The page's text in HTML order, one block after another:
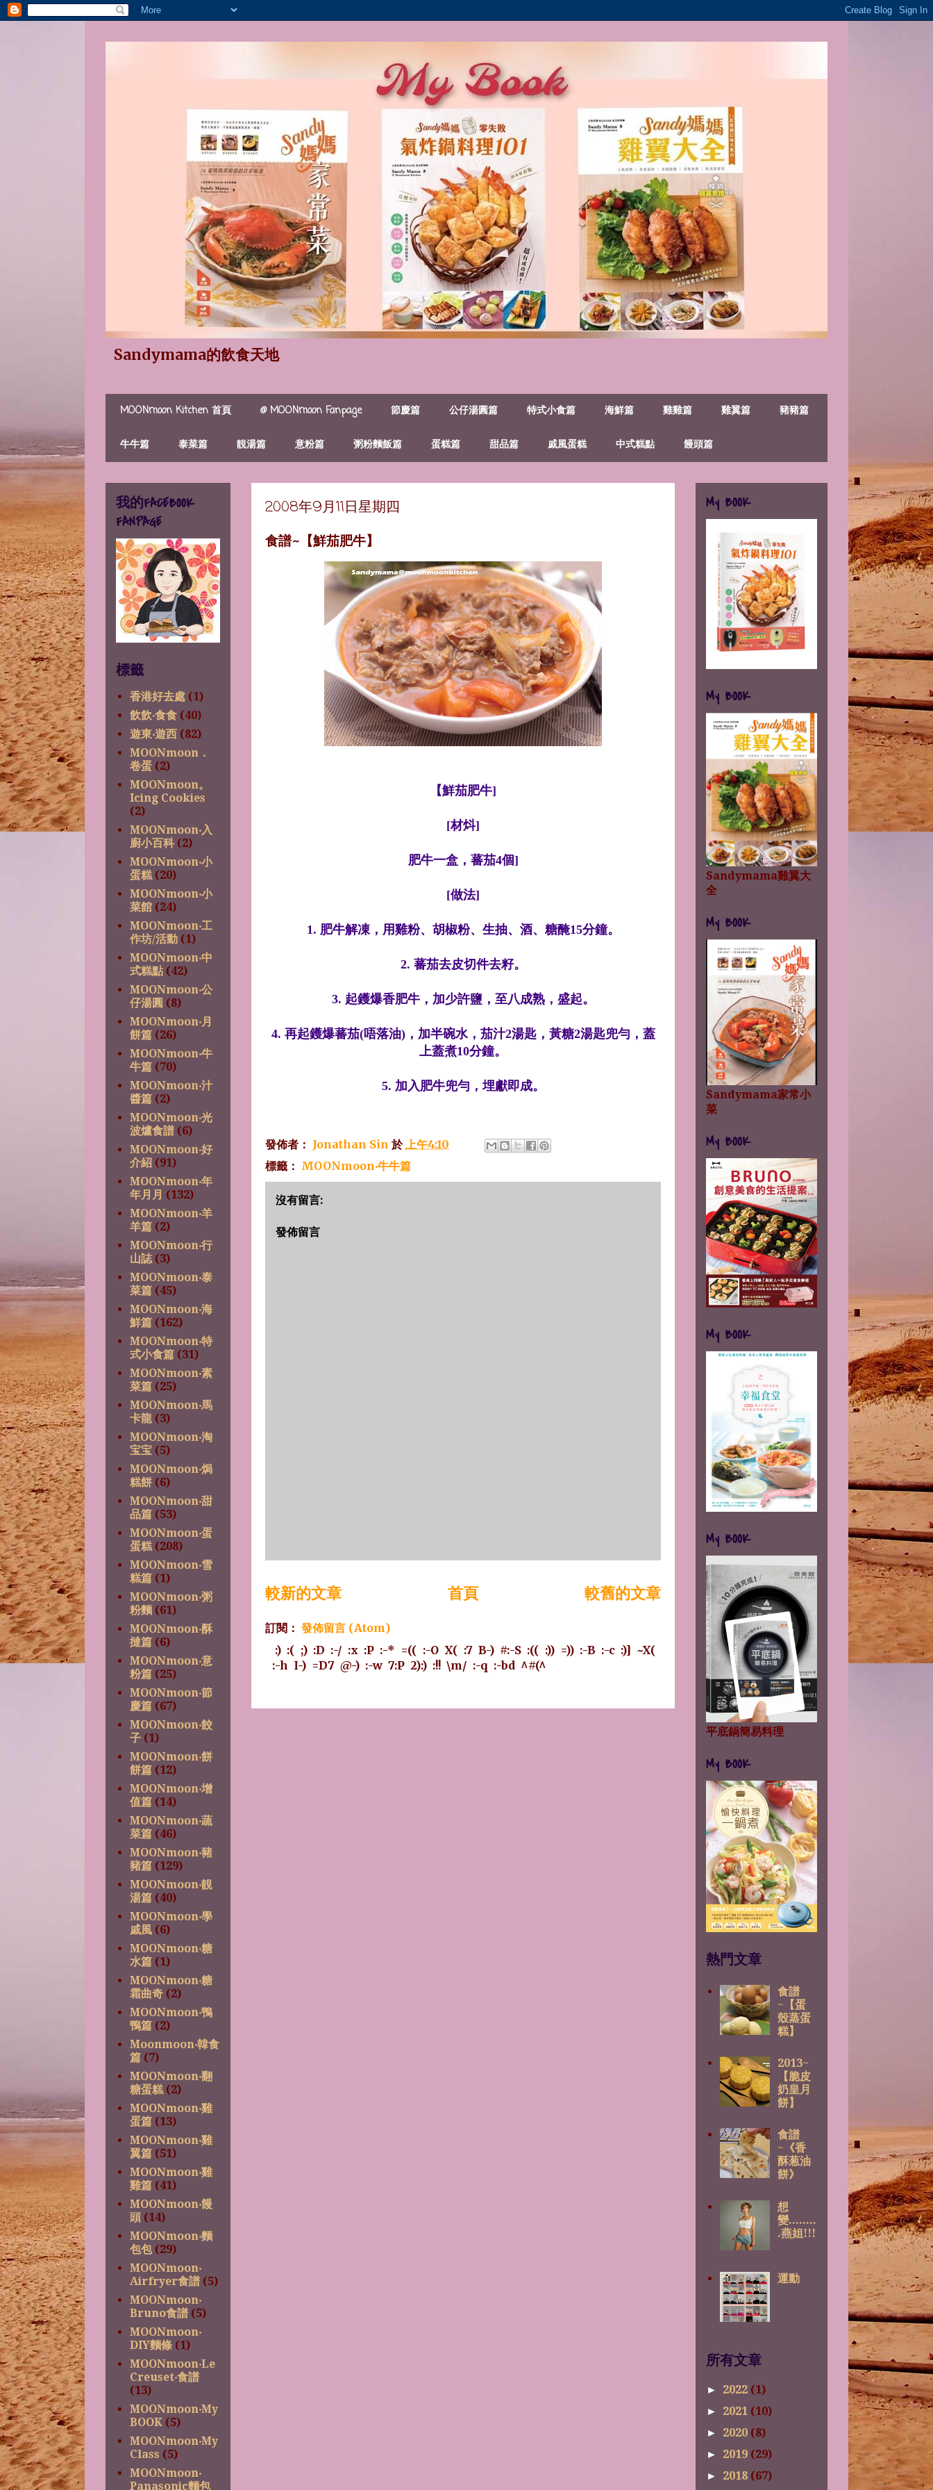
Sandymama的飲食天地
MOONmoon Kitchen 首頁 @ MOONmoon Fanpage 節慶篇 公仔湯圓篇 特式小食篇 海鮮篇 雞雞篇 雞翼篇 豬豬篇
牛牛篇 泰菜篇 靚湯篇 意粉篇 粥粉麵飯篇 蛋糕篇 甜品篇 戚風蛋糕 中式糕點 饅頭篇
2008年9月11日星期四
食譜~【鮮茄肥牛】
【鮮茄肥牛]
[材炓]
肥牛一盒，蕃茄4個]
[做法]
1. 肥牛解凍，用雞粉、胡椒粉、生抽、酒、糖醃15分鐘。
2. 蕃茄去皮切件去籽。
3. 起鑊爆香肥牛，加少許鹽，至八成熟，盛起。
4. 再起鑊爆蕃茄(唔落油)，加半碗水，茄汁2湯匙，黃糖2湯匙兜勻，蓋
上蓋煮10分鐘。
5. 加入肥牛兜勻，埋獻即成。
發佈者： Jonathan Sin 於上午4:10
標籤： MOONmoon‧牛牛篇
沒有留言:
發佈留言
較新的文章 較舊的文章
首頁
訂閱： 發佈留言 (Atom)
:) :( ;) :D :-/ :x :P :-* =(( :-O X( :7 B-) #:-S :(( :)) =)) :-B :-c :)] ~X(
:-h I-) =D7 @-) :-w 7:P 2):) :!! \m/ :-q :-bd ^#(^
我的FACEBOOK
FANPAGE
標籤
香港好去處 (1)
飲飲‧食食 (40)
遊東‧遊西 (82)
MOONmoon．
卷蛋 (2)
MOONmoon。
Icing Cookies
(2)
MOONmoon‧入
廚小百科 (2)
MOONmoon‧小
蛋糕 (20)
MOONmoon‧小
菜館 (24)
MOONmoon‧工
作坊/活動 (1)
MOONmoon‧中
式糕點 (42)
MOONmoon‧公
仔湯圓 (8)
MOONmoon‧月
餅篇 (26)
MOONmoon‧牛
牛篇 (70)
MOONmoon‧汁
醬篇 (2)
MOONmoon‧光
波爐食譜 (6)
MOONmoon‧好
介紹 (91)
MOONmoon‧年
年月月 (132)
MOONmoon‧羊
羊篇 (2)
MOONmoon‧行
山誌 (3)
MOONmoon‧泰
菜篇 (45)
MOONmoon‧海
鮮篇 (162)
MOONmoon‧特
式小食篇 (31)
MOONmoon‧素
菜篇 (25)
MOONmoon‧馬
卡龍 (3)
MOONmoon‧淘
宝宝 (5)
MOONmoon‧焗
糕餅 (6)
MOONmoon‧甜
品篇 (53)
MOONmoon‧蛋
蛋糕 (208)
MOONmoon‧雪
糕篇 (1)
MOONmoon‧粥
粉麵 (61)
MOONmoon‧酥
撻篇 (6)
MOONmoon‧意
粉篇 (25)
MOONmoon‧節
慶篇 (67)
MOONmoon‧餃
子 (1)
MOONmoon‧餅
餅篇 (12)
MOONmoon‧增
值篇 (14)
MOONmoon‧蔬
菜篇 (46)
MOONmoon‧豬
豬篇 (129)
MOONmoon‧靚
湯篇 (40)
MOONmoon‧學
戚風 (6)
MOONmoon‧糖
水篇 (1)
MOONmoon‧糖
霜曲奇 (2)
MOONmoon‧鴨
鴨篇 (2)
Moonmoon‧韓食
篇 (7)
MOONmoon‧翻
糖蛋糕 (2)
MOONmoon‧雞
蛋篇 (13)
MOONmoon‧雞
翼篇 (51)
MOONmoon‧雞
雞篇 (41)
MOONmoon‧饅
頭 (14)
MOONmoon‧麵
包包 (29)
MOONmoon‧
Airfryer食譜 (5)
MOONmoon‧
Bruno食譜 (5)
MOONmoon‧
DIY麵條 (1)
MOONmoon‧Le
Creuset‧食譜
(13)
MOONmoon‧My
BOOK (5)
MOONmoon‧My
Class (5)
MOONmoon‧
Panasonic麵包
My BOOK
My BOOK
Sandymama雞翼大
全
My BOOK
Sandymama家常小
菜
My BOOK
My BOOK
My BOOK
平底鍋簡易料理
My BOOK
熱門文章
食譜
~【蛋
殼蒸蛋
糕】
2013~
【脆皮
奶皇月
餅】
食譜
~《香
酥葱油
餅》
想
變........
.燕姐!!!
運動
所有文章
► 2022 (1)
► 2021 (10)
► 2020 (8)
► 2019 (29)
► 2018 (67)